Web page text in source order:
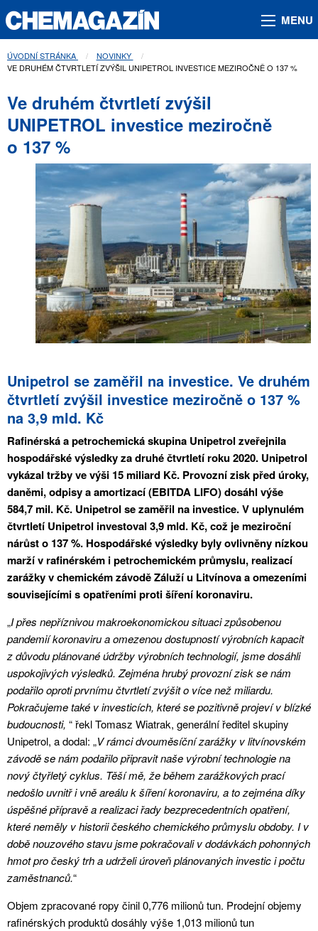
MENU
ÚVODNÍ STRÁNKA
NOVINKY
AKTUÁLNÍ STRÁNKA:
VE DRUHÉM ČTVRTLETÍ ZVÝŠIL UNIPETROL INVESTICE MEZIROČNĚ O 137 %
Ve druhém čtvrtletí zvýšil
UNIPETROL investice meziročně
o 137 %
Unipetrol se zaměřil na investice. Ve druhém
čtvrtletí zvýšil investice meziročně o 137 %
na 3,9 mld. Kč
Rafinérská a petrochemická skupina Unipetrol zveřejnila
hospodářské výsledky za druhé čtvrtletí roku 2020. Unipetrol
vykázal tržby ve výši 15 miliard Kč. Provozní zisk před úroky,
daněmi, odpisy a amortizací (EBITDA LIFO) dosáhl výše
584,7 mil. Kč. Unipetrol se zaměřil na investice. V uplynulém
čtvrtletí Unipetrol investoval 3,9 mld. Kč, což je meziroční
nárůst o 137 %. Hospodářské výsledky byly ovlivněny nízkou
marží v rafinérském i petrochemickém průmyslu, realizací
zarážky v chemickém závodě Záluží u Litvínova a omezeními
souvisejícími s opatřeními proti šíření koronaviru.
„I přes nepříznivou makroekonomickou situaci způsobenou
pandemií koronaviru a omezenou dostupností výrobních kapacit
z důvodu plánované údržby výrobních technologií, jsme dosáhli
uspokojivých výsledků. Zejména hrubý provozní zisk se nám
podařilo oproti prvnímu čtvrtletí zvýšit o více než miliardu.
Pokračujeme také v investicích, které se pozitivně projeví v blízké
budoucnosti, “ řekl Tomasz Wiatrak, generální ředitel skupiny
Unipetrol, a dodal: „V rámci dvouměsíční zarážky v litvínovském
závodě se nám podařilo připravit naše výrobní technologie na
nový čtyřletý cyklus. Těší mě, že během zarážkových prací
nedošlo uvnitř i vně areálu k šíření koronaviru, a to zejména díky
úspěšné přípravě a realizaci řady bezprecedentních opatření,
které neměly v historii českého chemického průmyslu obdoby. I v
době nouzového stavu jsme pokračovali v dodávkách pohonných
hmot pro český trh a udrželi úroveň plánovaných investic i počtu
zaměstnanců.“
Objem zpracované ropy činil 0,776 milionů tun. Prodejní objemy
rafinérských produktů dosáhly výše 1,013 milionů tun